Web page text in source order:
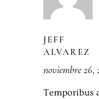
JEFF
ALVAREZ
noviembre 26,
Temporibus